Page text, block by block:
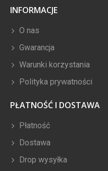
INFORMACJE
O nas
Gwarancja
Warunki korzystania
Polityka prywatności
PŁATNOŚĆ I DOSTAWA
Płatność
Dostawa
Drop wysyłka